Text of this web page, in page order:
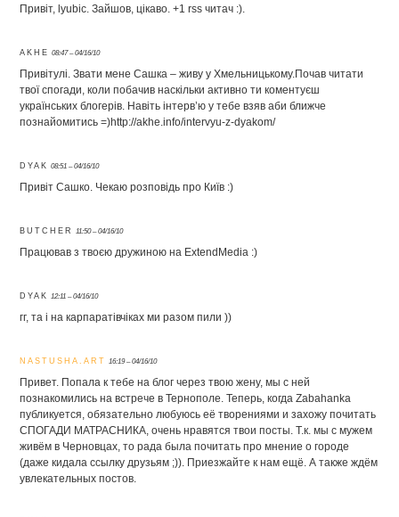
Привіт, lyubic. Зайшов, цікаво. +1 rss читач :).
AKHE 08:47 – 04/16/10
Привітулі. Звати мене Сашка – живу у Хмельницькому.Почав читати
твої спогади, коли побачив наскільки активно ти коментуєш
українських блогерів. Навіть інтерв’ю у тебе взяв аби ближче
познайомитись =)http://akhe.info/intervyu-z-dyakom/
DYAK 08:51 – 04/16/10
Привіт Сашко. Чекаю розповідь про Київ :)
BUTCHER 11:50 – 04/16/10
Працював з твоєю дружиною на ExtendMedia :)
DYAK 12:11 – 04/16/10
гг, та і на карпаратівчіках ми разом пили ))
NASTUSHA.ART 16:19 – 04/16/10
Привет. Попала к тебе на блог через твою жену, мы с ней
познакомились на встрече в Тернополе. Теперь, когда Zabahanka
публикуется, обязательно любуюсь её творениями и захожу почитать
СПОГАДИ МАТРАСНИКА, очень нравятся твои посты. Т.к. мы с мужем
живём в Черновцах, то рада была почитать про мнение о городе
(даже кидала ссылку друзьям ;)). Приезжайте к нам ещё. А также ждём
увлекательных постов.